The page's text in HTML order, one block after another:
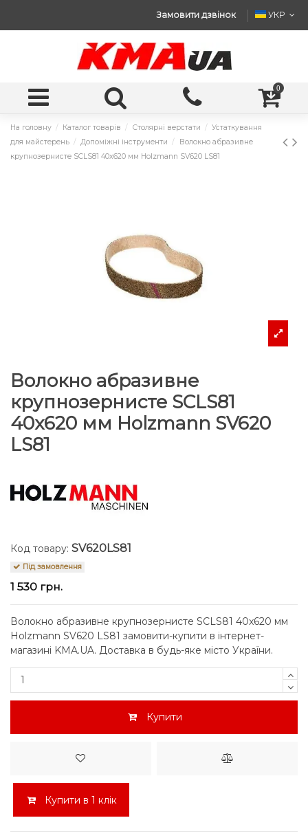
Замовити дзвінок УКР
0
На головну Каталог товарів Столярні верстати
Устаткування
для майстерень
Допоміжні інструменти
Волокно абразивне
крупнозернисте SCLS81 40x620 мм Holzmann SV620 LS81
Волокно абразивне
крупнозернисте SCLS81
40x620 мм Holzmann SV620
LS81
Код товару: SV620LS81
Під замовлення
1 530 грн.
Волокно абразивне крупнозернисте SCLS81 40x620 мм
Holzmann SV620 LS81 замовити-купити в інтернет-
магазині KMA.UA. Доставка в будь-яке місто України.
Купити
Купити в 1 клік